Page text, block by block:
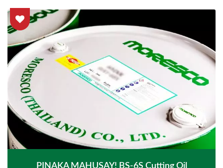
PINAKA MAHUSAY! BS-6S Cutting Oil